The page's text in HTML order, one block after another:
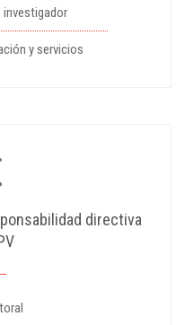
investigador
y servicios
directiva